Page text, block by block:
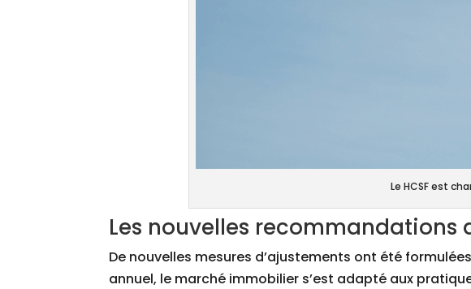
Le HCSF est
Les nouvelles recommandations
De nouvelles mesures d’ajustements ont été
annuel, le marché immobilier s’est adapté aux